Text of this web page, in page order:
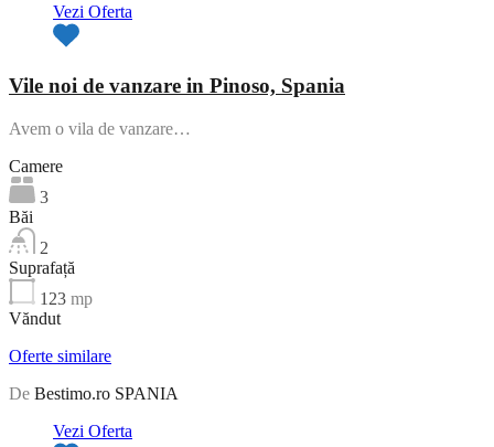
Vezi Oferta
Vile noi de vanzare in Pinoso, Spania
Avem o vila de vanzare…
Camere
3
Băi
2
Suprafață
123 mp
Văndut
Oferte similare
De Bestimo.ro SPANIA
Vezi Oferta